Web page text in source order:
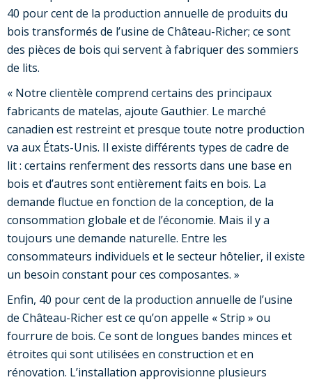
40 pour cent de la production annuelle de produits du
bois transformés de l’usine de Château-Richer; ce sont
des pièces de bois qui servent à fabriquer des sommiers
de lits.
« Notre clientèle comprend certains des principaux
fabricants de matelas, ajoute Gauthier. Le marché
canadien est restreint et presque toute notre production
va aux États-Unis. Il existe différents types de cadre de
lit : certains renferment des ressorts dans une base en
bois et d’autres sont entièrement faits en bois. La
demande fluctue en fonction de la conception, de la
consommation globale et de l’économie. Mais il y a
toujours une demande naturelle. Entre les
consommateurs individuels et le secteur hôtelier, il existe
un besoin constant pour ces composantes. »
Enfin, 40 pour cent de la production annuelle de l’usine
de Château-Richer est ce qu’on appelle « Strip » ou
fourrure de bois. Ce sont de longues bandes minces et
étroites qui sont utilisées en construction et en
rénovation. L’installation approvisionne plusieurs